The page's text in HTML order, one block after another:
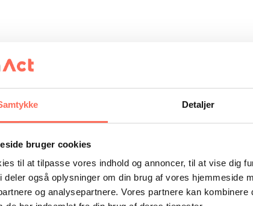
Detaljer
bruger cookies
til at tilpasse vores indhold og annoncer, til at vise dig
deler også oplysninger om din brug af vores hjemmeside
og analysepartnere. Vores partnere kan
af HumanAct
for at samarbejdet imellem kollegaerne
faktorer omkring det psykiske arbejdsmiljø